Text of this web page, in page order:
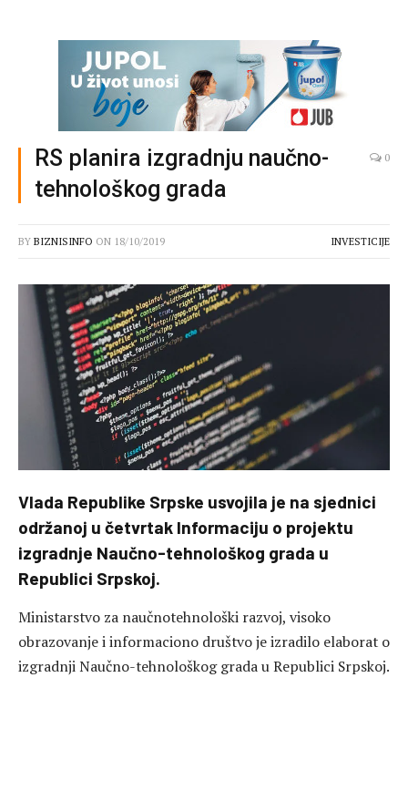
RS planira izgradnju naučno-
tehnološkog grada
0
BY BIZNISINFO ON 18/10/2019 INVESTICIJE
Vlada Republike Srpske usvojila je na sjednici
održanoj u četvrtak Informaciju o projektu
izgradnje Naučno-tehnološkog grada u
Republici Srpskoj.
Ministarstvo za naučnotehnološki razvoj, visoko
obrazovanje i informaciono društvo je izradilo elaborat o
izgradnji Naučno-tehnološkog grada u Republici Srpskoj.